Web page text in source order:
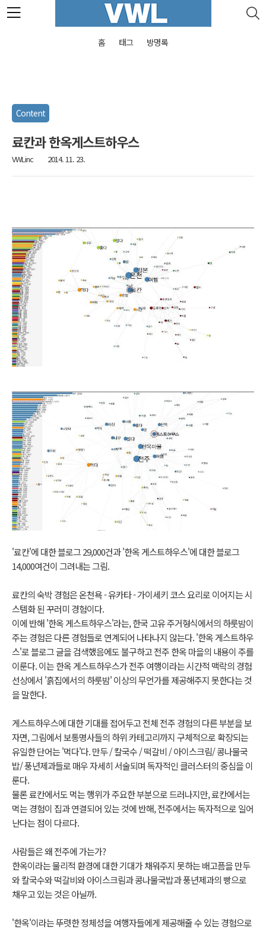
본문 바로가기
홈 태그 방명록
Content
료칸과 한옥게스트하우스
VWLinc 2014. 11. 23.
'료칸'에 대한 블로그 29,000건과 '한옥 게스트하우스'에 대한 블로그
14,000여건이 그려내는 그림.
료칸의 숙박 경험은 온천욕 - 유카타 - 가이세키 코스 요리로 이어지는 시
스템화 된 꾸러미 경험이다.
이에 반해 '한옥 게스트하우스'라는, 한국 고유 주거형식에서의 하룻밤이
주는 경험은 다른 경험들로 연계되어 나타나지 않는다. '한옥 게스트하우
스'로 블로그 글을 검색했음에도 불구하고 전주 한옥 마을의 내용이 주를
이룬다. 이는 한옥 게스트하우스가 전주 여행이라는 시간적 맥락의 경험
선상에서 '흙집에서의 하룻밤' 이상의 무언가를 제공해주지 못한다는 것
을 말한다.
게스트하우스에 대한 기대를 접어두고 전체 전주 경험의 다른 부분을 보
자면, 그림에서 보통명사들의 하위 카테고리까지 구체적으로 확장되는
유일한 단어는 '먹다'다. 만두 / 칼국수 / 떡갈비 / 아이스크림/ 콩나물국
밥/ 풍년제과들로 매우 자세히 서술되며 독자적인 클러스터의 중심을 이
룬다.
물론 료칸에서도 먹는 행위가 주요한 부분으로 드러나지만, 료칸에서는
먹는 경험이 집과 연결되어 있는 것에 반해, 전주에서는 독자적으로 일어
난다는 점이 다르다.
사람들은 왜 전주에 가는가?
한옥이라는 물리적 환경에 대한 기대가 채워주지 못하는 배고픔을 만두
와 칼국수와 떡갈비와 아이스크림과 콩나물국밥과 풍년제과의 빵으로
채우고 있는 것은 아닐까.
'한옥'이라는 뚜렷한 정체성을 여행자들에게 제공해줄 수 있는 경험으로